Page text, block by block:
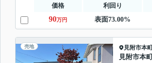
価格 利回り
90万円 表面73.00%
売地 見附市本
見附市本